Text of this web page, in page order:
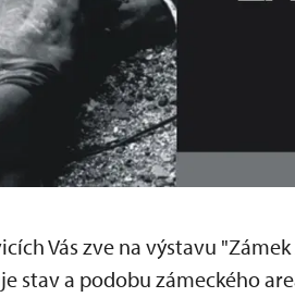
Vás zve na výstavu
stav a podobu zámeckého